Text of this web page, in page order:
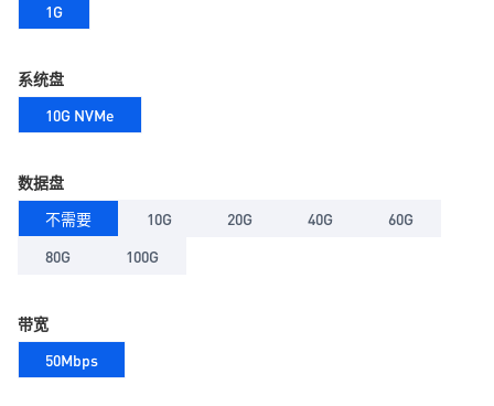
1G
系统盘
10G NVMe
数据盘
不需要
10G 20G 40G
60G
80G
100G
带宽
50Mbps